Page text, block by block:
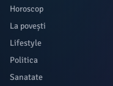
Horoscop
La povești
Lifestyle
Politica
Sanatate